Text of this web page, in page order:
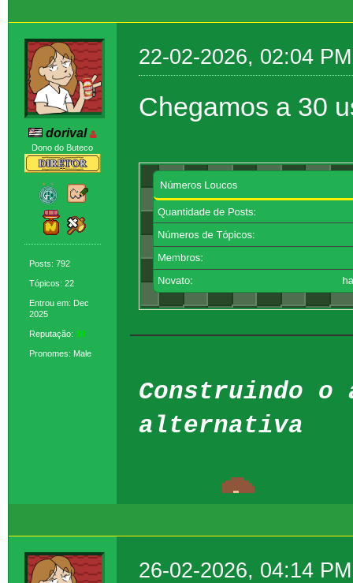
dorival
Dono do Buteco
Posts: 792
Tópicos: 22
Entrou em: Dec
2025
Reputação: 38
Pronomes: Male
22-02-2026, 02:04 PM
Chegamos a 30
Construindo o
alternativa
26-02-2026, 04:14 PM